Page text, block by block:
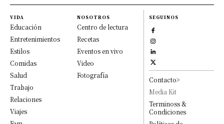
VIDA
Educación
Entretenimientos
Estilos
Comidas
Salud
Trabajo
Relaciones
Viajes
NOSOTROS
Centro de lectura
Recetas
Eventos en vivo
Video
Fotografía
SEGUINOS
Contacto>
Media Kit
Terminoss &
Condiciones